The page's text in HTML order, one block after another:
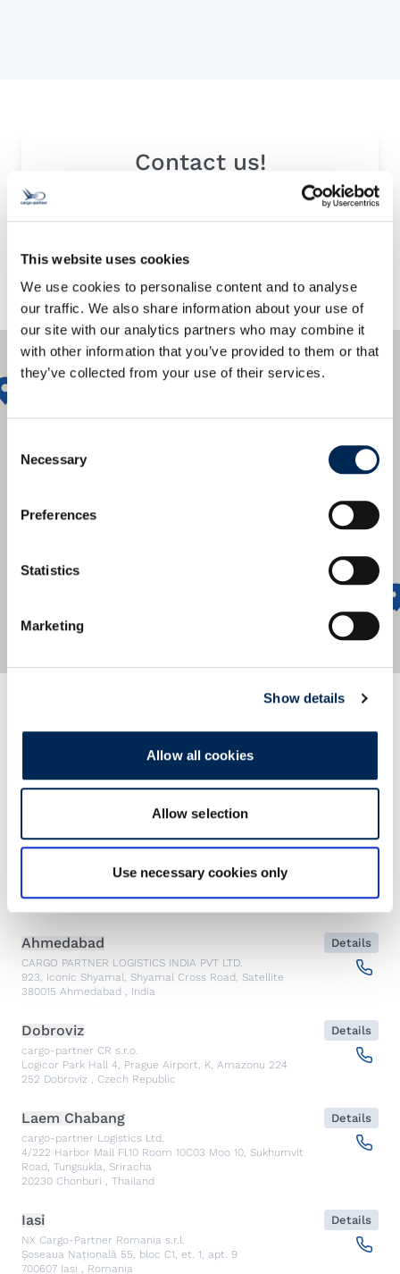
This website uses cookies
We use cookies to personalise content and to analyse
our traffic. We also share information about your use of
our site with our analytics partners who may combine it
with other information that you’ve provided to them or that
they’ve collected from your use of their services.
Selection
Necessary
Preferences
Statistics
Marketing
Show details
Allow all cookies
Allow selection
Use necessary cookies only
Contact us!
We offer a global network
Find our nearest office.
Show contacts
Ahmedabad
CARGO PARTNER LOGISTICS INDIA PVT LTD.
923, Iconic Shyamal, Shyamal Cross Road, Satellite
380015 Ahmedabad , India
Details
Dobroviz
cargo-partner CR s.r.o.
Logicor Park Hall 4, Prague Airport, K, Amazonu 224
252 Dobroviz , Czech Republic
Details
Laem Chabang
cargo-partner Logistics Ltd.
4/222 Harbor Mall Fl.10 Room 10C03 Moo 10, Sukhumvit
Road, Tungsukla, Sriracha
20230 Chonburi , Thailand
Details
Iasi
NX Cargo-Partner Romania s.r.l.
Șoseaua Națională 55, bloc C1, et. 1, apt. 9
700607 Iasi , Romania
Details